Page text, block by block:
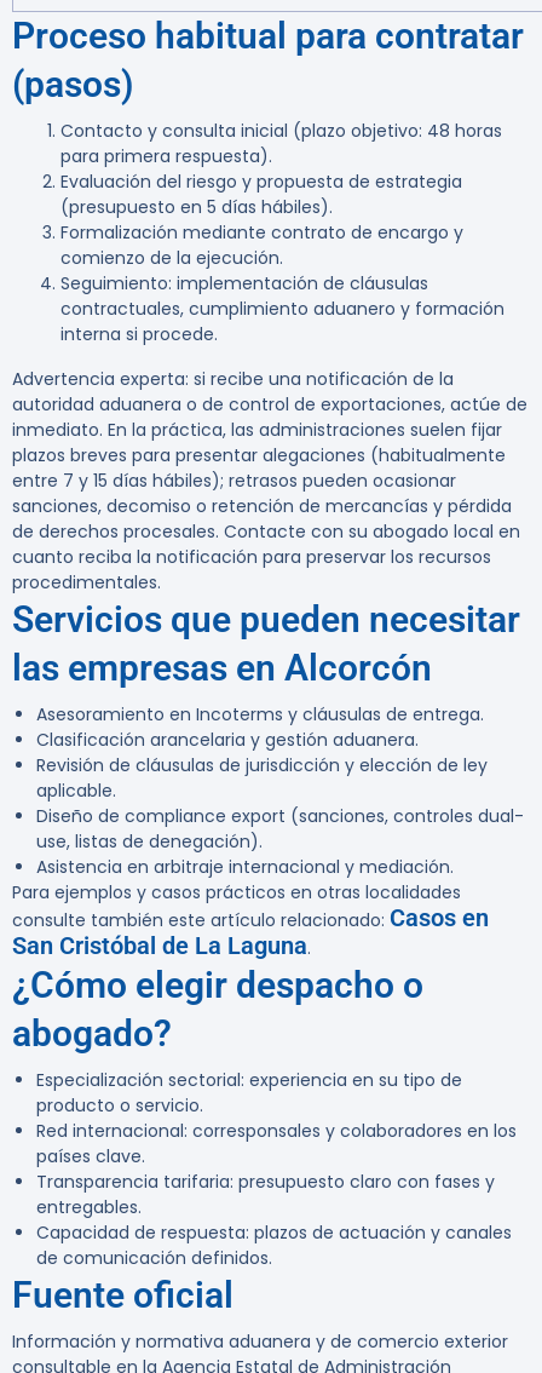
Proceso habitual para contratar
(pasos)
Contacto y consulta inicial (plazo objetivo: 48 horas
para primera respuesta).
Evaluación del riesgo y propuesta de estrategia
(presupuesto en 5 días hábiles).
Formalización mediante contrato de encargo y
comienzo de la ejecución.
Seguimiento: implementación de cláusulas
contractuales, cumplimiento aduanero y formación
interna si procede.
Advertencia experta: si recibe una notificación de la
autoridad aduanera o de control de exportaciones, actúe de
inmediato. En la práctica, las administraciones suelen fijar
plazos breves para presentar alegaciones (habitualmente
entre 7 y 15 días hábiles); retrasos pueden ocasionar
sanciones, decomiso o retención de mercancías y pérdida
de derechos procesales. Contacte con su abogado local en
cuanto reciba la notificación para preservar los recursos
procedimentales.
Servicios que pueden necesitar
las empresas en Alcorcón
Asesoramiento en Incoterms y cláusulas de entrega.
Clasificación arancelaria y gestión aduanera.
Revisión de cláusulas de jurisdicción y elección de ley
aplicable.
Diseño de compliance export (sanciones, controles dual-
use, listas de denegación).
Asistencia en arbitraje internacional y mediación.
Para ejemplos y casos prácticos en otras localidades
consulte también este artículo relacionado: Casos en
San Cristóbal de La Laguna.
¿Cómo elegir despacho o
abogado?
Especialización sectorial: experiencia en su tipo de
producto o servicio.
Red internacional: corresponsales y colaboradores en los
países clave.
Transparencia tarifaria: presupuesto claro con fases y
entregables.
Capacidad de respuesta: plazos de actuación y canales
de comunicación definidos.
Fuente oficial
Información y normativa aduanera y de comercio exterior
consultable en la Agencia Estatal de Administración